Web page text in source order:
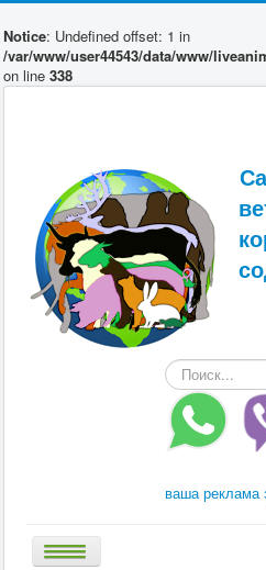
Notice: Undefined offset: 1 in
/var/www/user44543/data/www/
on line 338
Искать...
ваша реклама